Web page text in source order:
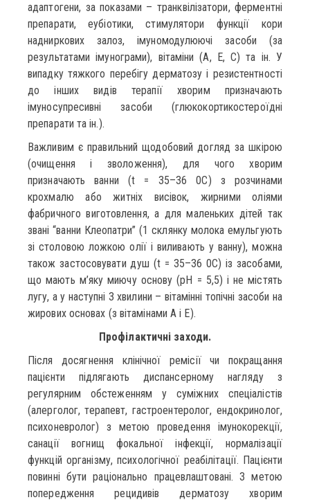
адаптогени, за показами – транквілізатори, ферментні
препарати, еубіотики, стимулятори функції кори
надниркових залоз, імуномодулюючі засоби (за
результатами імунограми), вітаміни (А, Е, С) та ін. У
випадку тяжкого перебігу дерматозу і резистентності
до інших видів терапії хворим призначають
імуносупресивні засоби (глюкокортикостероїдні
препарати та ін.).
Важливим є правильний щодобовий догляд за шкірою
(очищення і зволоження), для чого хворим
призначають ванни (t = 35–36 0С) з розчинами
крохмалю або житніх висівок, жирними оліями
фабричного виготовлення, а для маленьких дітей так
звані “ванни Клеопатри” (1 склянку молока емульгують
зі столовою ложкою олії і виливають у ванну), можна
також застосовувати душ (t = 35–36 0С) із засобами,
що мають м’яку миючу основу (рН = 5,5) і не містять
лугу, а у наступні 3 хвилини – вітамінні топічні засоби на
жирових основах (з вітамінами А і Е).
Профілактичні заходи.
Після досягнення клінічної ремісії чи покращання
пацієнти підлягають диспансерному нагляду з
регулярним обстеженням у суміжних спеціалістів
(алерголог, терапевт, гастроентеролог, ендокринолог,
психоневролог) з метою проведення імунокорекції,
санації вогнищ фокальної інфекції, нормалізації
функцій організму, психологічної реабілітації. Пацієнти
повинні бути раціонально працевлаштовані. З метою
попередження рецидивів дерматозу хворим